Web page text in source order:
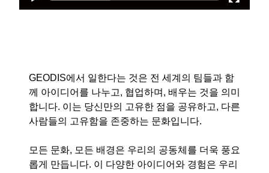
GEODIS에서 일한다는 것은 전 세계의 팀들과 함
께 아이디어를 나누고, 협업하며, 배우는 것을 의미
합니다. 이는 당신만의 고유한 점을 공유하고, 다른
사람들의 고유함을 존중하는 문화입니다.
모든 문화, 모든 배경은 우리의 공동체를 더욱 풍요
롭게 만듭니다. 이 다양한 아이디어와 경험은 우리